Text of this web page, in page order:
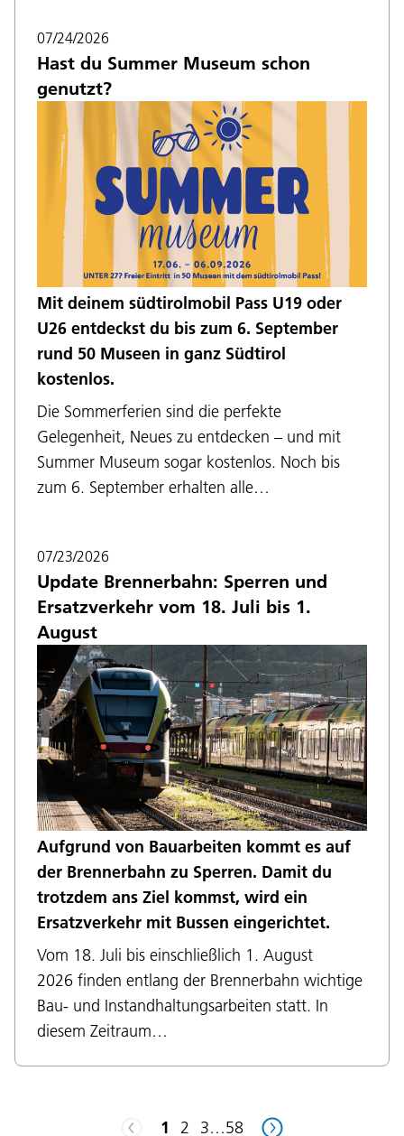
Language:
DEU
ITA LAD ENG
Service Desk:+39 0471 220880
Legal notice Privacy and cookie policy
Terms of use Complaints Jobs
07/24/2026
Hast du Summer Museum schon
genutzt?
Mit deinem südtirolmobil Pass U19 oder
U26 entdeckst du bis zum 6. September
rund 50 Museen in ganz Südtirol
kostenlos.
Die Sommerferien sind die perfekte
Gelegenheit, Neues zu entdecken – und mit
Summer Museum sogar kostenlos. Noch bis
zum 6. September erhalten alle…
07/23/2026
Update Brennerbahn: Sperren und
Ersatzverkehr vom 18. Juli bis 1.
August
Aufgrund von Bauarbeiten kommt es auf
der Brennerbahn zu Sperren. Damit du
trotzdem ans Ziel kommst, wird ein
Ersatzverkehr mit Bussen eingerichtet.
Vom 18. Juli bis einschließlich 1. August
2026 finden entlang der Brennerbahn wichtige
Bau- und Instandhaltungsarbeiten statt. In
diesem Zeitraum…
1 2 3…58